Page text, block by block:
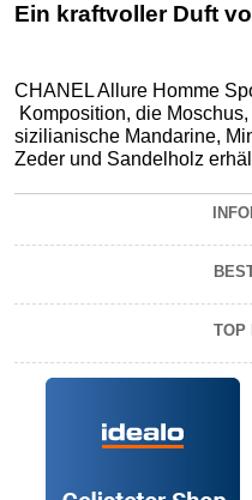
Ein kraftvoller Duft
CHANEL Allure Homme
Komposition, die
sizilianische Mandarine,
Zeder und Sandelholz
TOP